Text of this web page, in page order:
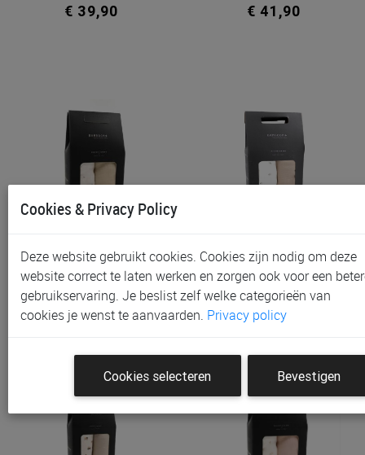
€ 39,90 € 41,90
Tetra Doek Bamboom,
120x120 | Bee's
€ 44,90
Tetra Doek Bamboom,
120x120 | Fishes
€ 44,90
Cookies & Privacy Policy
Deze website gebruikt cookies. Cookies zijn nodig om deze
website correct te laten werken en zorgen ook voor een
gebruikservaring. Je beslist zelf welke categorieën van
cookies je wenst te aanvaarden. Privacy policy
Cookies selecteren Bevestigen